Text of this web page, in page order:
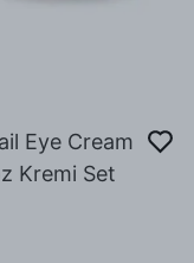
Eye Cream
Kremi Set